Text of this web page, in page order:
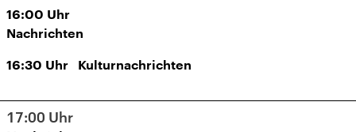
16:00 Uhr
Nachrichten
16:30 Uhr Kulturnachrichten
17:00 Uhr